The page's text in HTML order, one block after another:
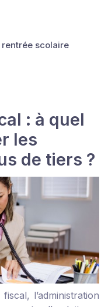
rentrée scolaire
: à quel
les
de tiers ?
l’administration